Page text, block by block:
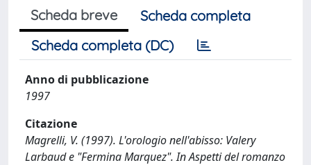
Scheda breve
Scheda completa
Scheda completa (DC)
Anno di pubblicazione
1997
Citazione
Magrelli, V. (1997). L'orologio nell'abisso: Valery
Larbaud e "Fermina Marquez". In Aspetti del romanzo